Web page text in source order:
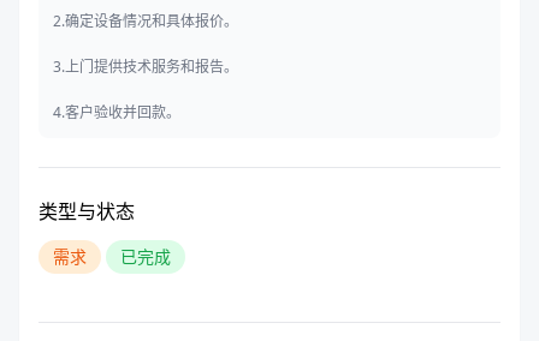
2.确定设备情况和具体报价。
3.上门提供技术服务和报告。
4.客户验收并回款。
类型与状态
需求 已完成